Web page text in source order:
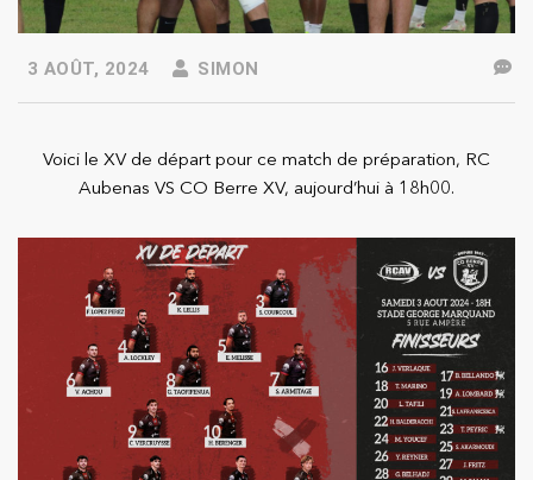
3 AOÛT, 2024 SIMON
Voici le XV de départ pour ce match de préparation, RC
Aubenas VS CO Berre XV, aujourd’hui à 18h00.